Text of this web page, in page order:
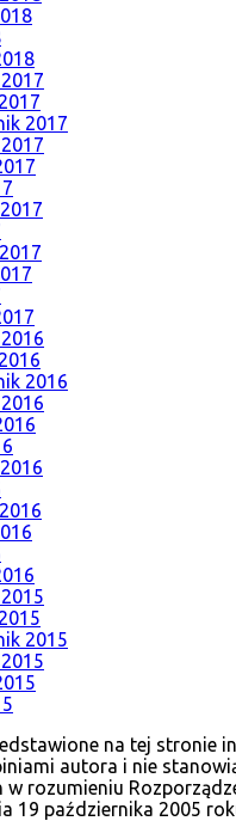
2017
2016
2015
na tej stronie
autora i nie
w rozumieniu
19 października 2005